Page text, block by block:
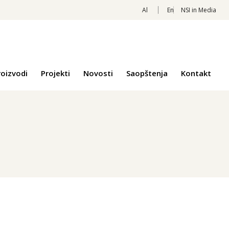
Al En NSI in Media
Projekti Novosti Saopštenja Kontakt